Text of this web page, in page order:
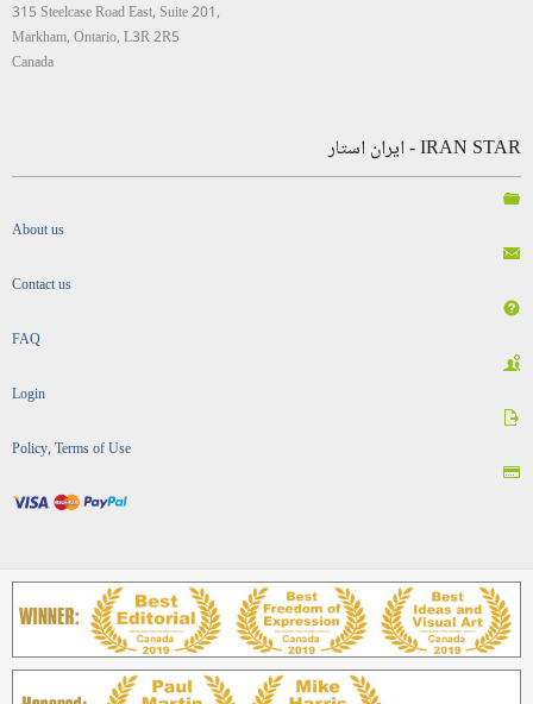
315 Steelcase Road East, Suite 201,
Markham, Ontario, L3R 2R5
Canada
IRAN STAR - ایران استار
About us
Contact us
FAQ
Login
Policy, Terms of Use